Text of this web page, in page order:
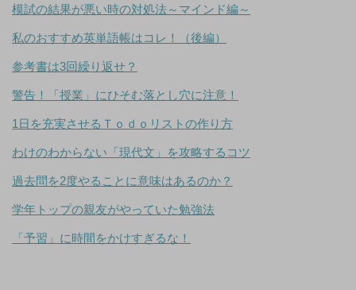
模試の結果が悪い時の対処法～マインド編～
私のおすすめ英単語帳はコレ！（後編）
参考書は3回繰り返せ？
警告！「授業」にひそむ落とし穴に注意！
1日を充実させるＴｏｄｏリストの作り方
わけのわからない「現代文」を攻略するコツ
過去問を2度やることに意味はあるのか？
学年トップの親友がやっていた勉強法
「予習」に時間をかけすぎるな！